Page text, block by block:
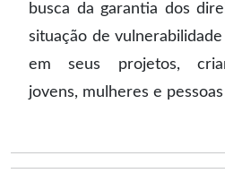
busca da garantia dos
situação de
em seus projetos,
jovens, mulheres e